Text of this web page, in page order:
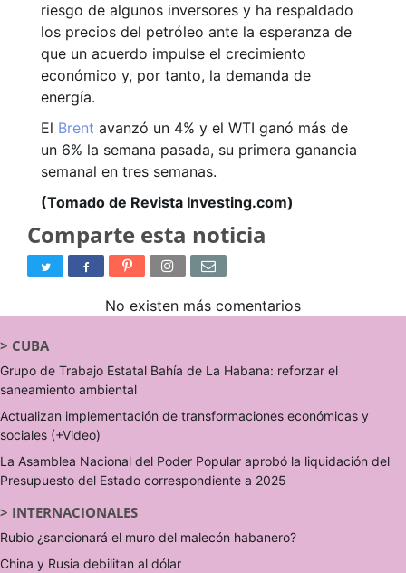
riesgo de algunos inversores y ha respaldado
los precios del petróleo ante la esperanza de
que un acuerdo impulse el crecimiento
económico y, por tanto, la demanda de
energía.
El Brent avanzó un 4% y el WTI ganó más de
un 6% la semana pasada, su primera ganancia
semanal en tres semanas.
(Tomado de Revista Investing.com)
Comparte esta noticia
No existen más comentarios
> CUBA
Grupo de Trabajo Estatal Bahía de La Habana: reforzar el
saneamiento ambiental
Actualizan implementación de transformaciones económicas y
sociales (+Video)
La Asamblea Nacional del Poder Popular aprobó la liquidación del
Presupuesto del Estado correspondiente a 2025
> INTERNACIONALES
Rubio ¿sancionará el muro del malecón habanero?
China y Rusia debilitan al dólar